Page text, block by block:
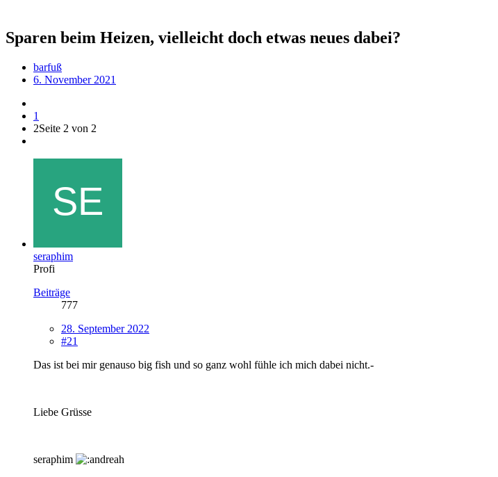
Sparen beim Heizen, vielleicht doch etwas neues dabei?
barfuß
6. November 2021
1
2Seite 2 von 2
seraphim
Profi
Beiträge
777
28. September 2022
#21
Das ist bei mir genauso big fish und so ganz wohl fühle ich mich dabei nicht.-
Liebe Grüsse
seraphim